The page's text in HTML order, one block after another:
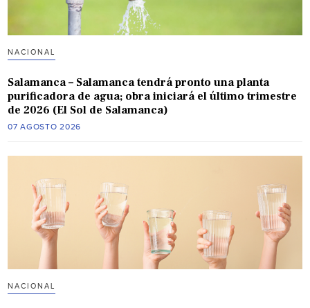
NACIONAL
Salamanca – Salamanca tendrá pronto una planta
purificadora de agua; obra iniciará el último trimestre
de 2026 (El Sol de Salamanca)
07 AGOSTO 2026
NACIONAL